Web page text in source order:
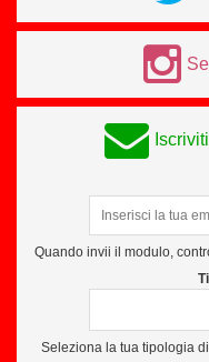
Quando invii il modulo,
Seleziona la tua tipologia